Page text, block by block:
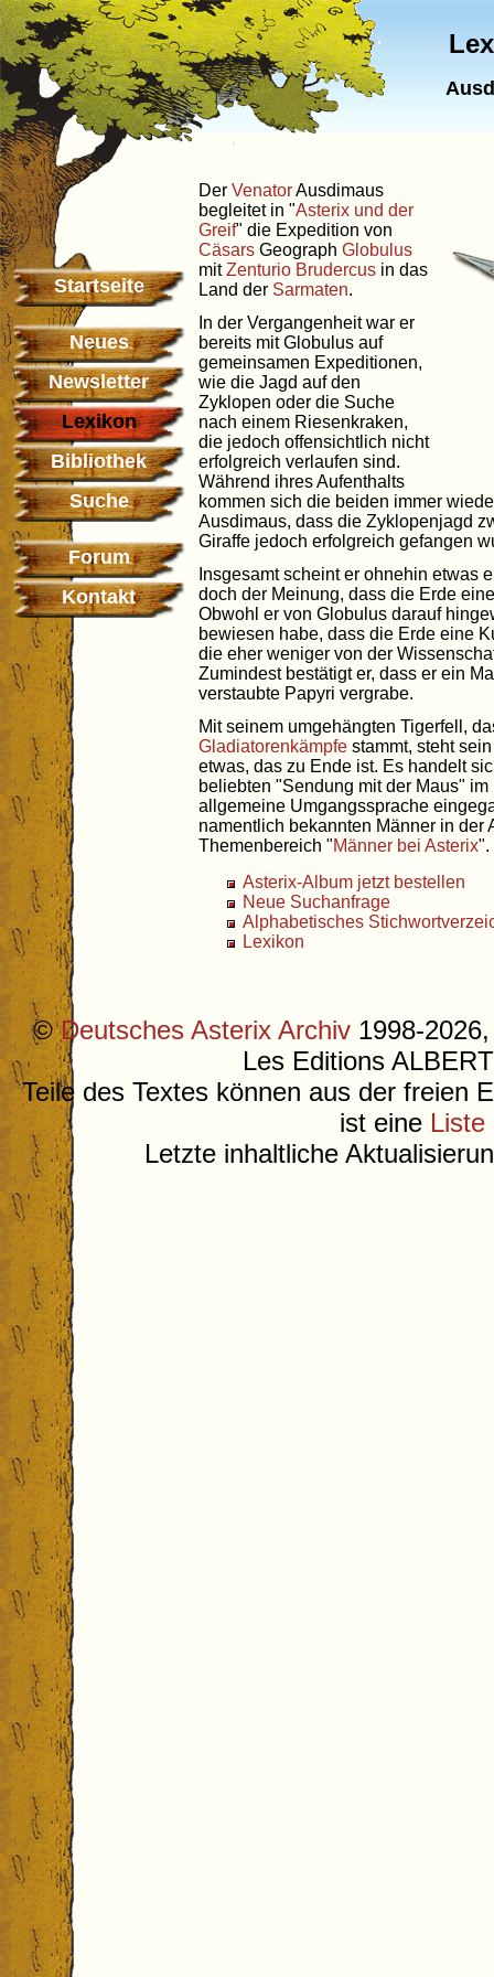
Startseite
Neues
Newsletter
Lexikon
Bibliothek
Suche
Forum
Kontakt
Der VenatorAusdimaus
begleitet in "Asterix und der
Greif" die Expedition von
Cäsars Geograph Globulus
mitZenturio Brudercus in das
Land der Sarmaten.
In der Vergangenheit war er
bereits mit Globulus auf
gemeinsamen Expeditionen,
wie die Jagd auf den
Zyklopen oder die Suche
nach einem Riesenkraken,
die jedoch offensichtlich nicht
erfolgreich verlaufen sind.
Während ihres Aufenthalts
kommen sich die beiden immer
Ausdimaus, dass die Zyklopenjagd
Giraffe jedoch erfolgreich gefangen
Insgesamt scheint er ohnehin etwas
doch der Meinung, dass die Erde
Obwohl er von Globulus darauf
bewiesen habe, dass die Erde eine
die eher weniger von der
Zumindest bestätigt er, dass er ein
verstaubte Papyri vergrabe.
Mit seinem umgehängten Tigerfell,
Gladiatorenkämpfe stammt, steht
etwas, das zu Ende ist. Es handelt
beliebten "Sendung mit der Maus"
allgemeine Umgangssprache
namentlich bekannten Männer in der
Themenbereich "Männer bei Asterix".
Asterix-Album jetzt bestellen
Neue Suchanfrage
Alphabetisches
Lexikon
©Deutsches Asterix Archiv 1998-
Les Editions
Teile des Textes können aus der freien
ist eine Liste
Letzte inhaltliche